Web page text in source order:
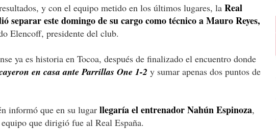
y con el equipo metido en los últimos lugares, la Real
separar este domingo de su cargo como técnico a Mauro Reyes,
Elencoff, presidente del club.
ya es historia en Tocoa, después de finalizado el encuentro donde
en casa ante Parrillas One 1-2 y sumar apenas dos puntos de
informó que en su lugar llegaría el entrenador Nahún Espinoza,
que dirigió fue al Real España.